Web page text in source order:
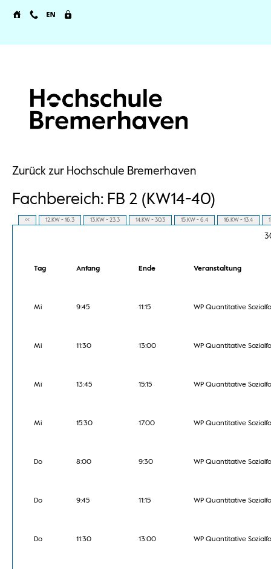
Zurück zur Hochschule Bremerhaven
Fachbereich: FB 2 (KW14-40)
<< 12.KW - 16.3 13.KW - 23.3 14.KW - 30.3 15.KW - 6.4 16.KW - 13.4
Tag Anfang Ende Veranstaltung
Mi 9:45 11:15 WP Quantitative
Mi 11:30 13:00 WP Quantitative
Mi 13:45 15:15 WP Quantitative
Mi 15:30 17:00 WP Quantitative
Do 8:00 9:30 WP Quantitative
Do 9:45 11:15 WP Quantitative
Do 11:30 13:00 WP Quantitative